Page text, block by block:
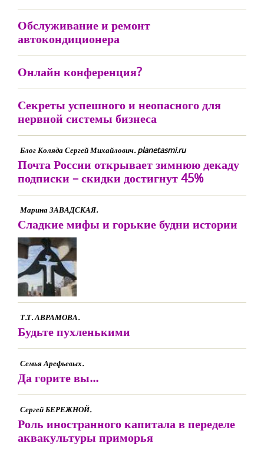
Обслуживание и ремонт
автокондиционера
Онлайн конференция?
Секреты успешного и неопасного для
нервной системы бизнеса
Блог Коляда Сергей Михайлович. planetasmi.ru
Почта России открывает зимнюю декаду
подписки – скидки достигнут 45%
Марина ЗАВАДСКАЯ.
Сладкие мифы и горькие будни истории
Т.Т. АВРАМОВА.
Будьте пухленькими
Семья Арефьевых.
Да горите вы...
Сергей БЕРЕЖНОЙ.
Роль иностранного капитала в переделе
аквакультуры приморья